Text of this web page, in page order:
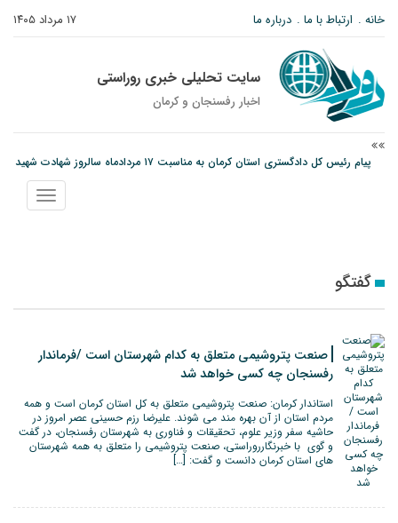
۱۷ مرداد ۱۴۰۵ خانه ارتباط با ما درباره ما
سایت تحلیلی خبری روراستی
اخبار رفسنجان و كرمان
پیام رئیس کل دادگستری استان کرمان به مناسبت ۱۷ مردادماه سالروز شهادت شهید
نمایش
منو
گفتگو
صنعت پتروشیمی متعلق به کدام شهرستان است /فرماندار
رفسنجان چه کسی خواهد شد
استاندار کرمان: صنعت پتروشیمی متعلق به کل استان کرمان است و همه
مردم استان از آن بهره مند می شوند. علیرضا رزم حسینی عصر امروز در
حاشیه سفر وزیر علوم، تحقیقات و فناوری به شهرستان رفسنجان، در گفت
و گوی با خبرنگارروراستی، صنعت پتروشیمی را متعلق به همه شهرستان
های استان کرمان دانست و گفت: […]